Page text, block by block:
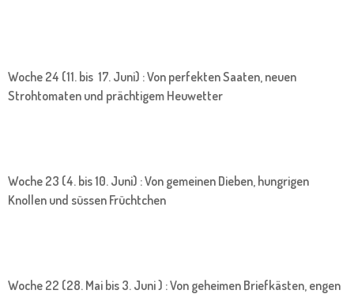
Woche 24 (11. bis 17. Juni) : Von perfekten Saaten, neuen
Strohtomaten und prächtigem Heuwetter
Woche 23 (4. bis 10. Juni) : Von gemeinen Dieben, hungrigen
Knollen und süssen Früchtchen
Woche 22 (28. Mai bis 3. Juni ) : Von geheimen Briefkästen, engen